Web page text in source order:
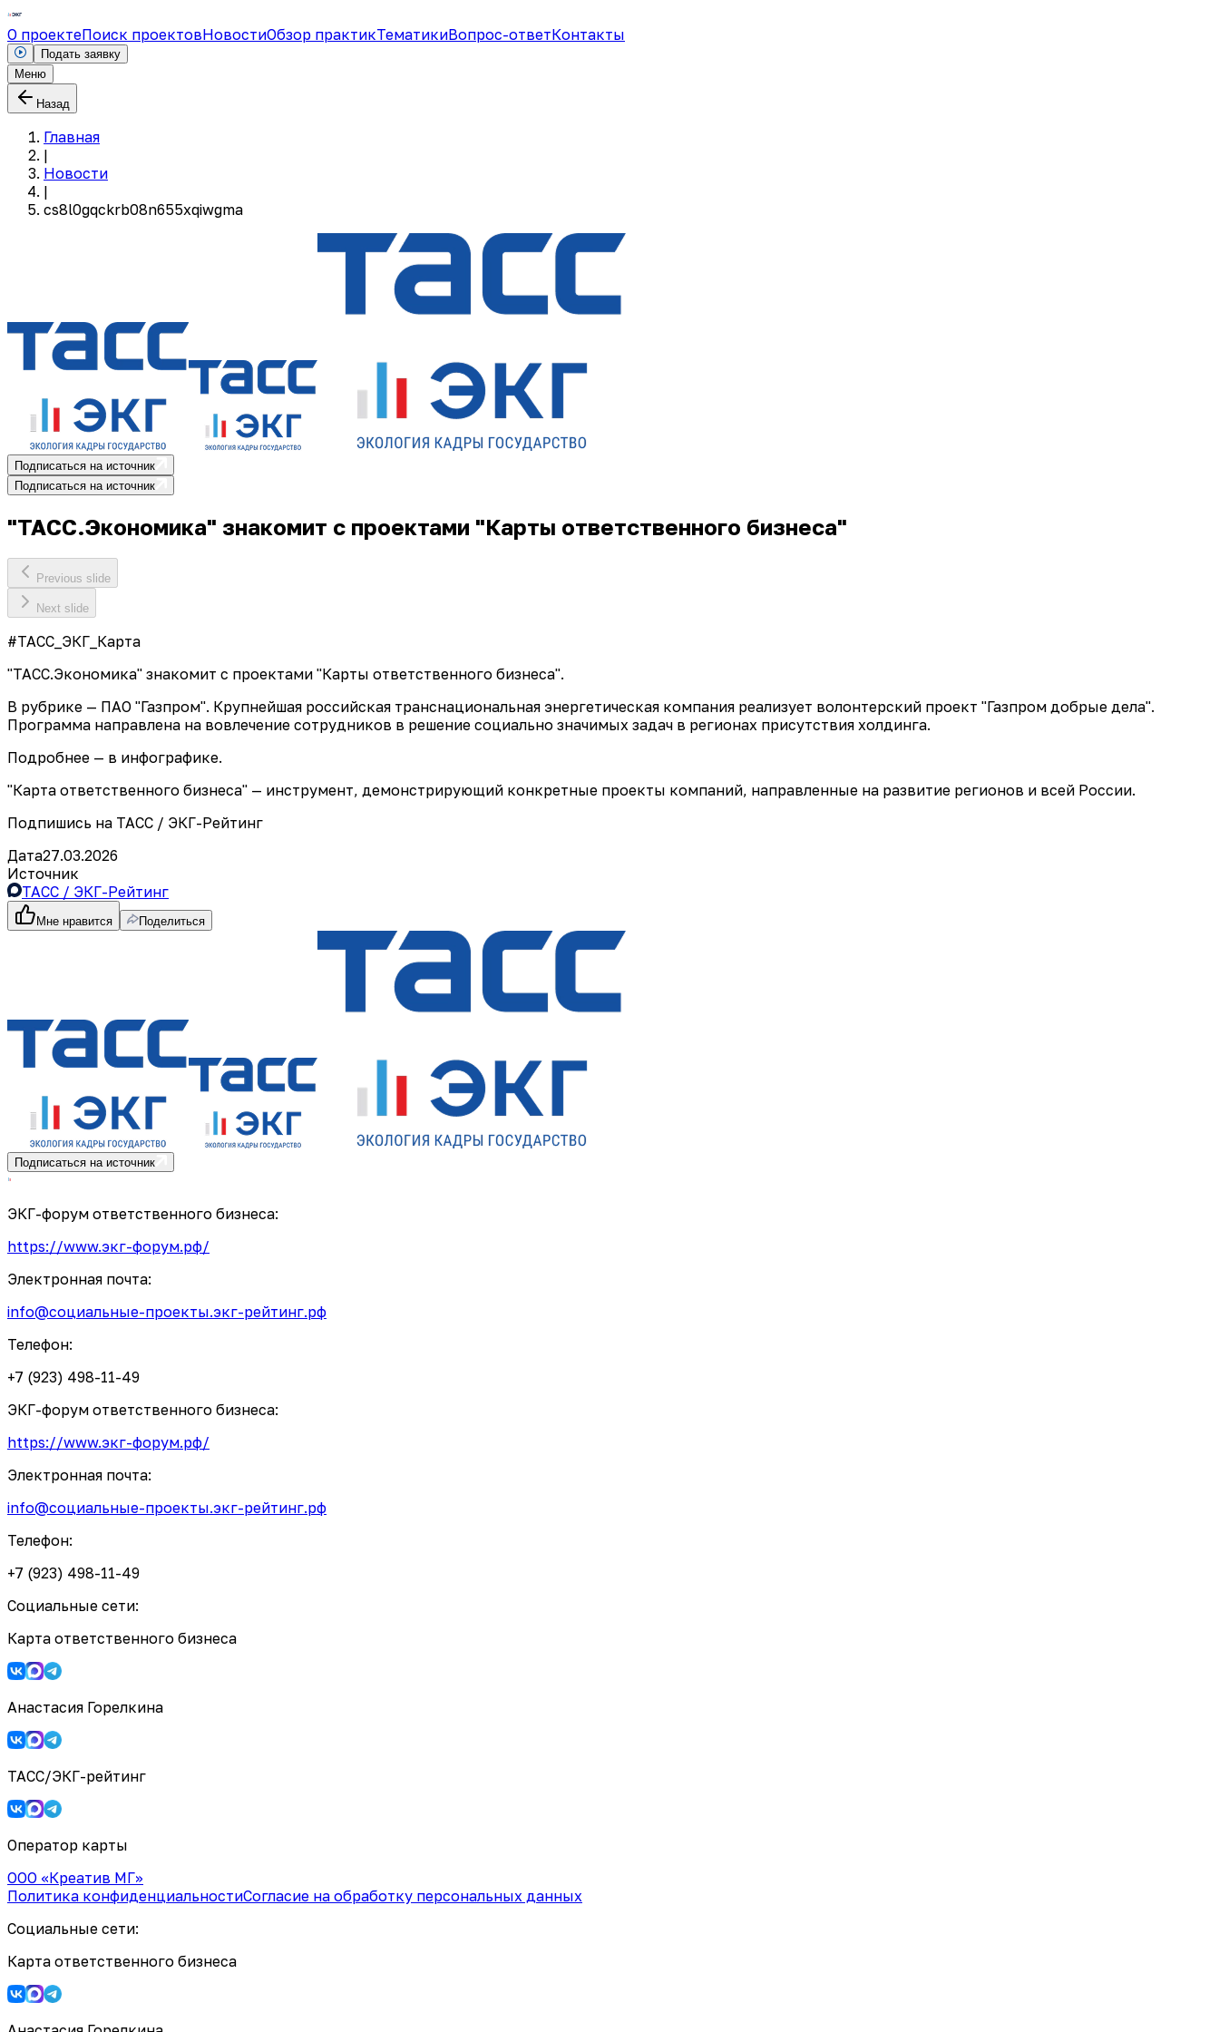
О проектеПоиск проектовНовостиОбзор практикТематикиВопрос-ответКонтакты
Подать заявку
Меню
Назад
Главная
|
Новости
|
cs8l0gqckrb08n655xqiwgma
Подписаться на источник
Подписаться на источник
"ТАСС.Экономика" знакомит с проектами "Карты ответственного бизнеса"
Previous slide
Next slide
#ТАСС_ЭКГ_Карта
"ТАСС.Экономика" знакомит с проектами "Карты ответственного бизнеса".
В рубрике — ПАО "Газпром". Крупнейшая российская транснациональная энергетическая компания реализует волонтерский проект "Газпром добрые дела".
Программа направлена на вовлечение сотрудников в решение социально значимых задач в регионах присутствия холдинга.
Подробнее — в инфографике.
"Карта ответственного бизнеса" — инструмент, демонстрирующий конкретные проекты компаний, направленные на развитие регионов и всей России.
Подпишись на ТАСС / ЭКГ-Рейтинг
Дата27.03.2026
Источник
ТАСС / ЭКГ-Рейтинг
Мне нравится Поделиться
Подписаться на источник
ЭКГ-форум ответственного бизнеса:
https://www.экг-форум.рф/
Электронная почта:
info@социальные-проекты.экг-рейтинг.рф
Телефон:
+7 (923) 498-11-49
ЭКГ-форум ответственного бизнеса:
https://www.экг-форум.рф/
Электронная почта:
info@социальные-проекты.экг-рейтинг.рф
Телефон:
+7 (923) 498-11-49
Социальные сети:
Карта ответственного бизнеса
Анастасия Горелкина
ТАСС/ЭКГ-рейтинг
Оператор карты
ООО «Креатив МГ»
Политика конфиденциальностиСогласие на обработку персональных данных
Социальные сети:
Карта ответственного бизнеса